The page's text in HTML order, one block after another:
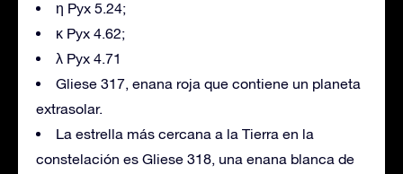
η Pyx 5.24;
κ Pyx 4.62;
λ Pyx 4.71
Gliese 317, enana roja que contiene un planeta
extrasolar.
La estrella más cercana a la Tierra en la
constelación es Gliese 318, una enana blanca de